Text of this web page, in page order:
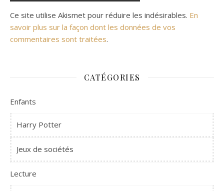
Ce site utilise Akismet pour réduire les indésirables. En
savoir plus sur la façon dont les données de vos
commentaires sont traitées.
CATÉGORIES
Enfants
Harry Potter
Jeux de sociétés
Lecture